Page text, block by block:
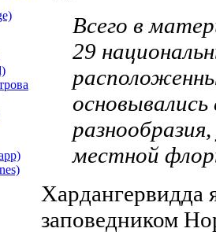
Всего в
29
основывались
местной
Хардангервидда
заповедником